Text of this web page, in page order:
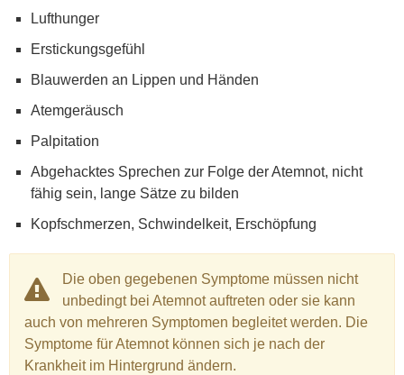
Lufthunger
Erstickungsgefühl
Blauwerden an Lippen und Händen
Atemgeräusch
Palpitation
Abgehacktes Sprechen zur Folge der Atemnot, nicht
fähig sein, lange Sätze zu bilden
Kopfschmerzen, Schwindelkeit, Erschöpfung
Die oben gegebenen Symptome müssen nicht
unbedingt bei Atemnot auftreten oder sie kann
auch von mehreren Symptomen begleitet werden. Die
Symptome für Atemnot können sich je nach der
Krankheit im Hintergrund ändern.